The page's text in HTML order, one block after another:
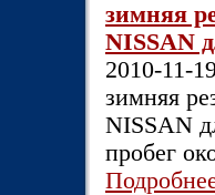
зимняя
NISSAN
2010-11-
зимняя
NISSAN
пробег